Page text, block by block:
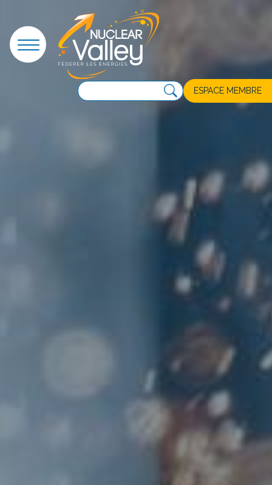
ESPACE MEMBRE
Panneau de gestion des cookies